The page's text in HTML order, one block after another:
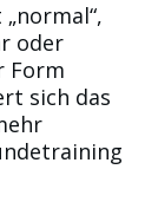
oder
Form
sich das